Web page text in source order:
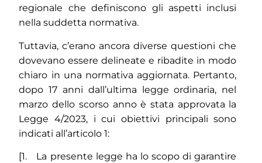
regionale che definiscono gli aspetti inclusi
nella suddetta normativa.
Tuttavia, c’erano ancora diverse questioni che
dovevano essere delineate e ribadite in modo
chiaro in una normativa aggiornata. Pertanto,
dopo 17 anni dall’ultima legge ordinaria, nel
marzo dello scorso anno è stata approvata la
Legge 4/2023, i cui obiettivi principali sono
indicati all’articolo 1:
[1. La presente legge ha lo scopo di garantire